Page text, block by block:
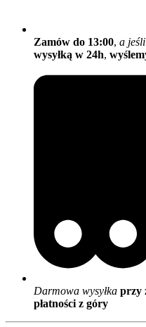
Zamów do 13:00, a
wysyłką w 24h,
Darmowa wysyłka przy
płatności z góry